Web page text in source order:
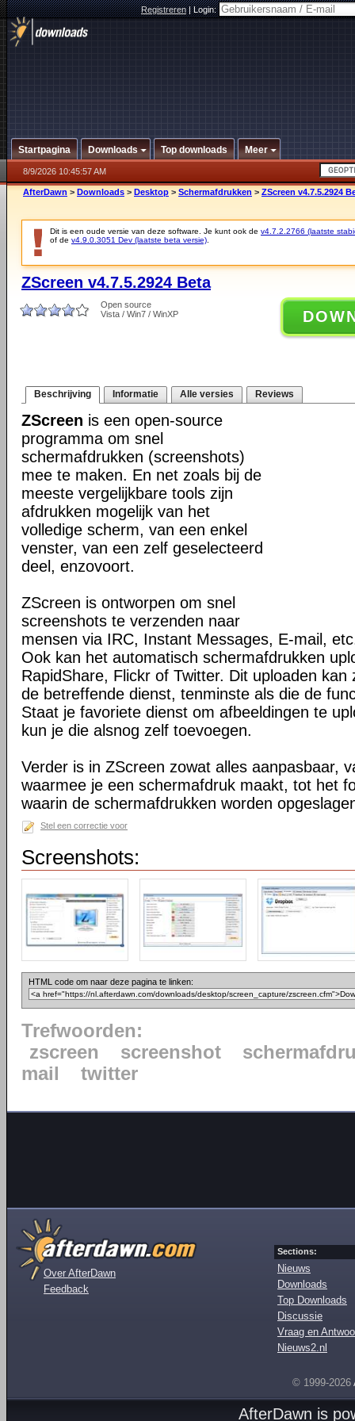
Registreren|Login:
Startpagina Downloads Top downloads Meer
8/9/2026 10:45:57 AM
AfterDawn > Downloads > Desktop > Schermafdrukken > ZScreen v4.7.5.2924
Dit is een oude versie van deze software. Je kunt ook de v4.7.2.2766 (laatste
of de v4.9.0.3051 Dev (laatste beta versie)
ZScreen v4.7.5.2924 Beta
Open source
Vista / Win7 / WinXP
Beschrijving Informatie Alle versies Reviews
ZScreen is een open-source
programma om snel
schermafdrukken (screenshots)
mee te maken. En net zoals bij de
meeste vergelijkbare tools zijn
afdrukken mogelijk van het
volledige scherm, van een enkel
venster, van een zelf geselecteerd
deel, enzovoort.
ZScreen is ontworpen om snel
screenshots te verzenden naar
mensen via IRC, Instant Messages, E-mail,
Ook kan het automatisch schermafdrukken
RapidShare, Flickr of Twitter. Dit uploaden
de betreffende dienst, tenminste als die de
Staat je favoriete dienst om afbeeldingen te
kun je die alsnog zelf toevoegen.
Verder is in ZScreen zowat alles aanpasbaar,
waarmee je een schermafdruk maakt, tot het
waarin de schermafdrukken worden
Stel een correctie voor
Screenshots:
HTML code om naar deze pagina te linken:
Trefwoorden:
zscreen
screenshot
mail
twitter
Over AfterDawn
Feedback
Sections:
Nieuws
Downloads
Top Downloads
Discussie
Vraag en
Nieuws2.nl
© 1999-2026
AfterDawn is